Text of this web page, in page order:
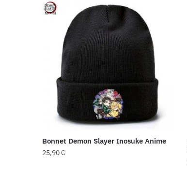
Bonnet Demon Slayer Inosuke Anime
25,90€